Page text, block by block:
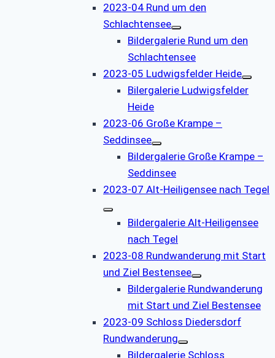
2023-04 Rund um den
Schlachtensee
Bildergalerie Rund um den
Schlachtensee
2023-05 Ludwigsfelder Heide
Bilergalerie Ludwigsfelder
Heide
2023-06 Große Krampe –
Seddinsee
Bildergalerie Große Krampe –
Seddinsee
2023-07 Alt-Heiligensee nach Tegel
Bildergalerie Alt-Heiligensee
nach Tegel
2023-08 Rundwanderung mit Start
und Ziel Bestensee
Bildergalerie Rundwanderung
mit Start und Ziel Bestensee
2023-09 Schloss Diedersdorf
Rundwanderung
Bildergalerie Schloss